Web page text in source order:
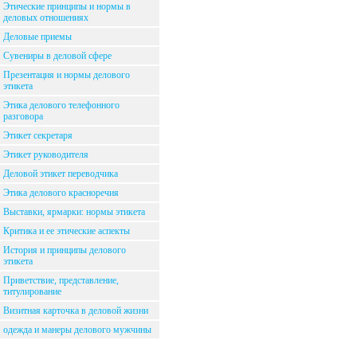
Этические принципы и нормы в
деловых отношениях
Деловые приемы
Сувениры в деловой сфере
Презентация и нормы делового
этикета
Этика делового телефонного
разговора
Этикет секретаря
Этикет руководителя
Деловой этикет переводчика
Этика делового красноречия
Выставки, ярмарки: нормы этикета
Критика и ее этические аспекты
История и принципы делового
этикета
Приветствие, представление,
титулирование
Визитная карточка в деловой жизни
одежда и манеры делового мужчины